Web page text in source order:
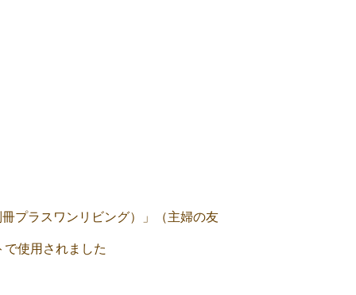
プラスワンリビング）」（主婦の友
使用されました